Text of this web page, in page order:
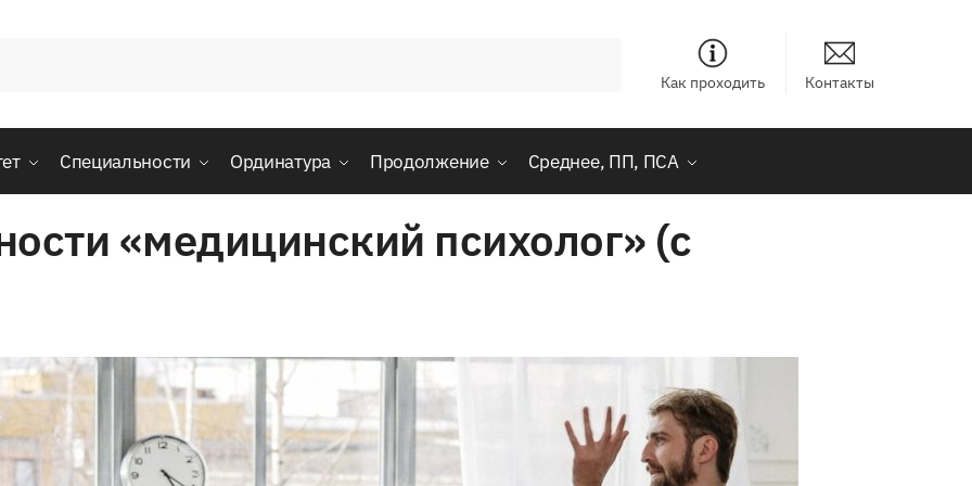
Как проходить Контакты
Специальности Ординатура Продолжение Среднее, ПП, ПСА
«медицинский психолог» (с